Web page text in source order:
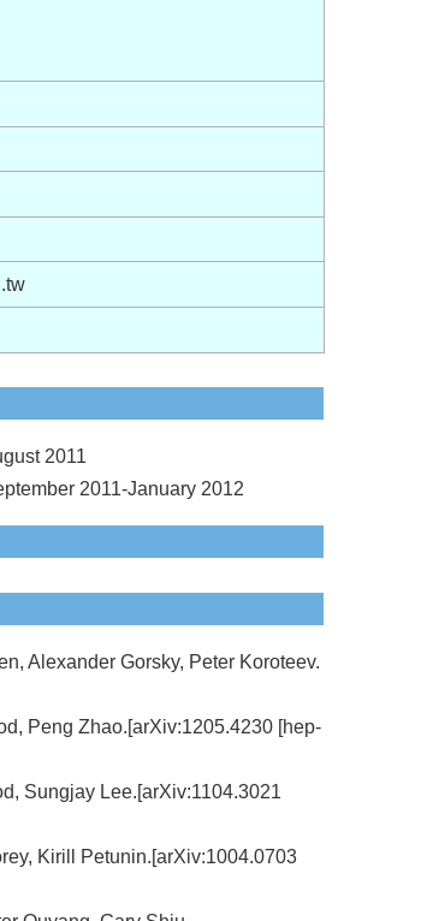
2011
2011-January 2012
Alexander Gorsky, Peter Koroteev.
Peng Zhao.[arXiv:1205.4230 [hep-
Sungjay Lee.[arXiv:1104.3021
Kirill Petunin.[arXiv:1004.0703